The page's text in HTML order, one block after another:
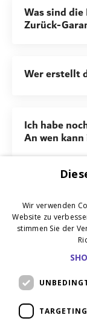
Was sind
Zurück-
Wer erstellt
Ich habe
An wen
Kontakt
Wir verwenden
Website zu
stimmen Sie der
TARGETING